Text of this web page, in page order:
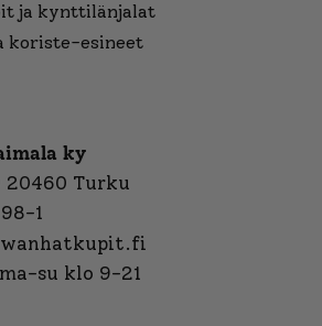
ja kynttilänjalat
koriste-esineet
ky
20460 Turku
1
su klo 9-21